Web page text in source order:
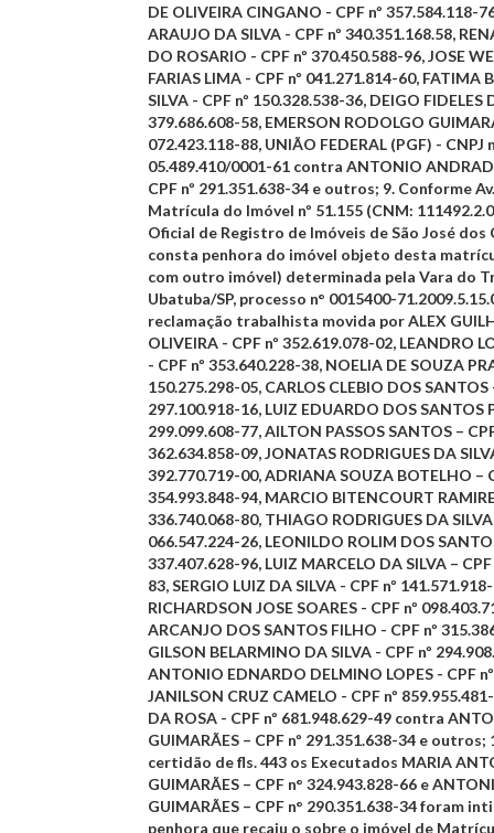
DE OLIVEIRA CINGANO - CPF nº 357.584.118-
ARAUJO DA SILVA - CPF nº 340.351.168.58,
DO ROSARIO - CPF nº 370.450.588-96, JOSE
FARIAS LIMA - CPF nº 041.271.814-60, FATIMA
SILVA - CPF nº 150.328.538-36, DEIGO FIDELES
379.686.608-58, EMERSON RODOLGO
072.423.118-88, UNIÃO FEDERAL (PGF) - CNPJ
05.489.410/0001-61 contra ANTONIO
CPF nº 291.351.638-34 e outros; 9. Conforme
Matrícula do Imóvel nº 51.155 (CNM:
Oficial de Registro de Imóveis de São José dos
consta penhora do imóvel objeto desta
com outro imóvel) determinada pela Vara do
Ubatuba/SP, processo n° 0015400-
reclamação trabalhista movida por ALEX
OLIVEIRA - CPF nº 352.619.078-02, LEANDRO
- CPF nº 353.640.228-38, NOELIA DE SOUZA
150.275.298-05, CARLOS CLEBIO DOS SANTOS
297.100.918-16, LUIZ EDUARDO DOS SANTOS
299.099.608-77, AILTON PASSOS SANTOS –
362.634.858-09, JONATAS RODRIGUES DA
392.770.719-00, ADRIANA SOUZA BOTELHO –
354.993.848-94, MARCIO BITENCOURT
336.740.068-80, THIAGO RODRIGUES DA SILVA
066.547.224-26, LEONILDO ROLIM DOS
337.407.628-96, LUIZ MARCELO DA SILVA –
83, SERGIO LUIZ DA SILVA - CPF nº
RICHARDSON JOSE SOARES - CPF nº
ARCANJO DOS SANTOS FILHO - CPF nº
GILSON BELARMINO DA SILVA - CPF nº
ANTONIO EDNARDO DELMINO LOPES - CPF
JANILSON CRUZ CAMELO - CPF nº
DA ROSA - CPF nº 681.948.629-49 contra
GUIMARÃES – CPF nº 291.351.638-34 e outros;
certidão de fls. 443 os Executados MARIA
GUIMARÃES – CPF n° 324.943.828-66 e
GUIMARÃES – CPF n° 290.351.638-34 foram
penhora que recaiu o sobre o imóvel de